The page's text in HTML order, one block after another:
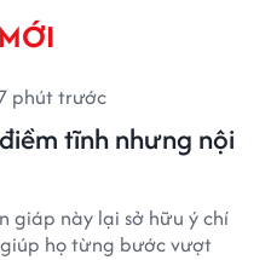
phút trước
tĩnh nhưng nội
giáp này lại sở hữu ý chí
họ từng bước vượt